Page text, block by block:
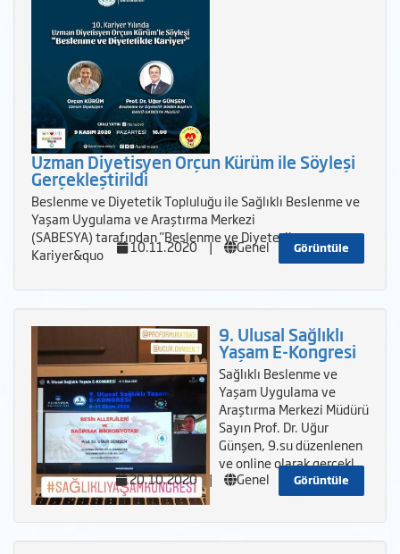
Uzman Diyetisyen Orçun Kürüm ile Söyleşi
Gerçekleştirildi
Beslenme ve Diyetetik Topluluğu ile Sağlıklı Beslenme ve
Yaşam Uygulama ve Araştırma Merkezi
(SABESYA) tarafından "Beslenme ve Diyetetikte
Kariyer&quo
Görüntüle
10.11.2020 | Genel
9. Ulusal Sağlıklı
Yaşam E-Kongresi
Sağlıklı Beslenme ve
Yaşam Uygulama ve
Araştırma Merkezi Müdürü
Sayın Prof. Dr. Uğur
Günşen, 9.su düzenlenen
ve online olarak gerçekl
Görüntüle
20.10.2020 | Genel